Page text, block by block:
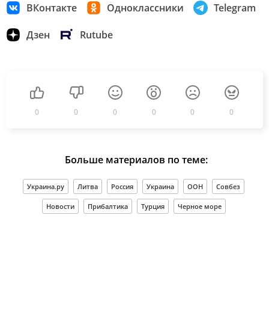
ВКонтакте Одноклассники Telegram
Дзен Rutube
0 0 0 0 0 0
Больше материалов по теме:
Украина.ру Литва Россия Украина ООН Совбез
Новости Прибалтика Турция Черное море